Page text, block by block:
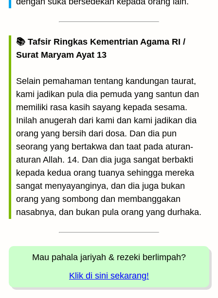
📚 Tafsir Ringkas Kementrian Agama RI /
Surat Maryam Ayat 13
Selain pemahaman tentang kandungan taurat,
kami jadikan pula dia pemuda yang santun dan
memiliki rasa kasih sayang kepada sesama.
Inilah anugerah dari kami dan kami jadikan dia
orang yang bersih dari dosa. Dan dia pun
seorang yang bertakwa dan taat pada aturan-
aturan Allah. 14. Dan dia juga sangat berbakti
kepada kedua orang tuanya sehingga mereka
sangat menyayanginya, dan dia juga bukan
orang yang sombong dan membanggakan
nasabnya, dan bukan pula orang yang durhaka.
Mau pahala jariyah & rezeki berlimpah?
Klik di sini sekarang!